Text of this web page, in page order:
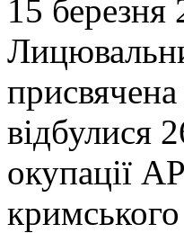
15
присвячена
відбулися
окупації